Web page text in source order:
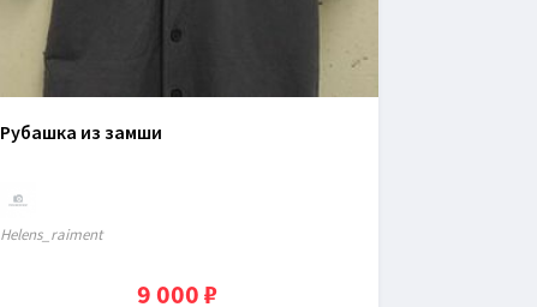
Рубашка из замши
Нelens_raiment
9 000 ₽